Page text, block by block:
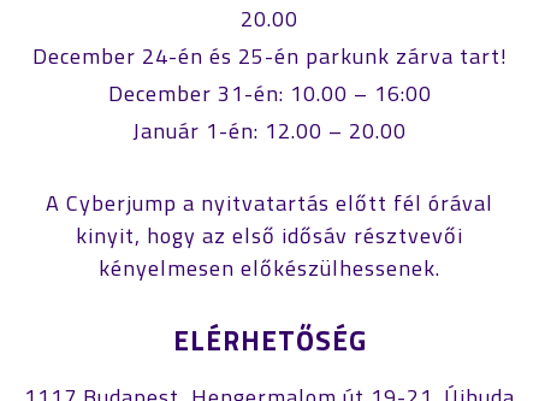
20.00
December 24-én és 25-én parkunk zárva tart!
December 31-én: 10.00 – 16:00
Január 1-én: 12.00 – 20.00
A Cyberjump a nyitvatartás előtt fél órával
kinyit, hogy az első idősáv résztvevői
kényelmesen előkészülhessenek.
ELÉRHETŐSÉG